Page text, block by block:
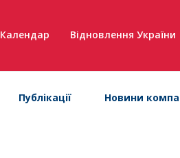
Календар Відновлення України
Публікації Новини